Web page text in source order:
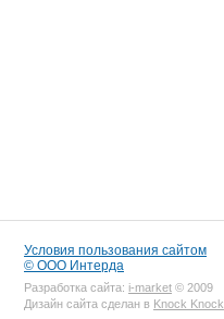
Условия пользования сайтом
© ООО Интерда
Разработка сайта: i-market © 2009
Дизайн сайта сделан в Knock Knock